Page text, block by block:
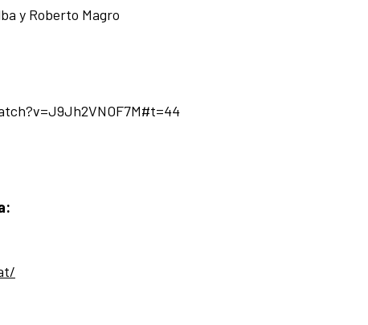
y Roberto Magro